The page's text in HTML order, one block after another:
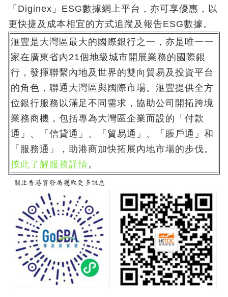
「Diginex」ESG數據網上平台，亦可享優惠，以
更快捷及成本相宜的方式追蹤及報告ESG數據。
滙豐是大灣區最大的國際銀行之一，亦是唯一一
家在廣東省內21個地級城市開展業務的國際銀
行，發揮聯繫內地及世界的雙向貿易及投資平台
的角色，聯通大灣區與國際市場。滙豐提供全方
位銀行服務以滿足不同需求，協助公司開拓跨境
業務商機，包括專為大灣區企業而設的「付款
通」、「信貸通」、「貿易通」、「賬戶通」和
「服務通」，助港商加快拓展內地市場的步伐。
按此了解服務詳情。